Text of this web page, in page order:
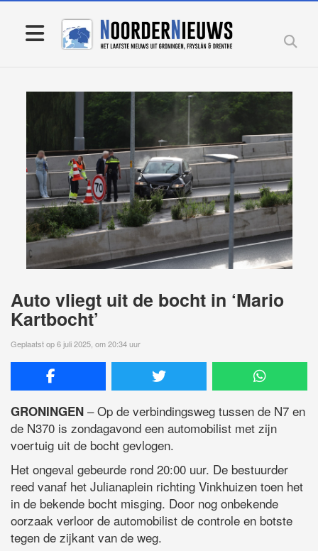
Auto vliegt uit de bocht in ‘Mario
Kartbocht’
Geplaatst op 6 juli 2025, om 20:34 uur
GRONINGEN – Op de verbindingsweg tussen de N7 en
de N370 is zondagavond een automobilist met zijn
voertuig uit de bocht gevlogen.
Het ongeval gebeurde rond 20:00 uur. De bestuurder
reed vanaf het Julianaplein richting Vinkhuizen toen het
in de bekende bocht misging. Door nog onbekende
oorzaak verloor de automobilist de controle en botste
tegen de zijkant van de weg.